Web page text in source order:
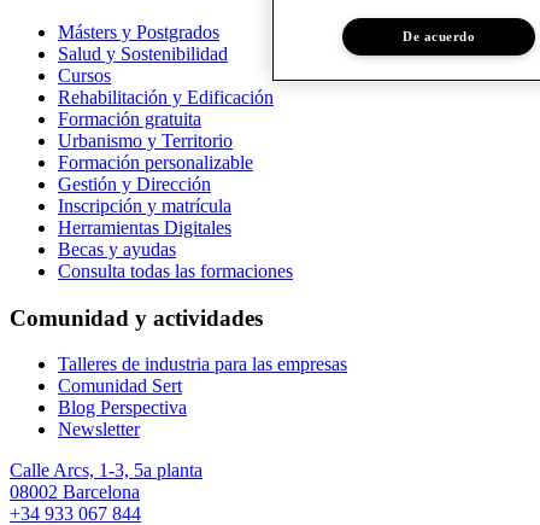
Másters y Postgrados
Salud y Sostenibilidad
Cursos
Rehabilitación y Edificación
Formación gratuita
Urbanismo y Territorio
Formación personalizable
Gestión y Dirección
Inscripción y matrícula
Herramientas Digitales
Becas y ayudas
Consulta todas las formaciones
Comunidad y actividades
Talleres de industria para las empresas
Comunidad Sert
Blog Perspectiva
Newsletter
Calle Arcs, 1-3, 5a planta
08002 Barcelona
+34 933 067 844
De acuerdo